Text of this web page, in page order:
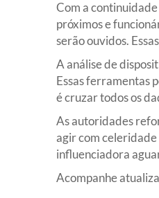
Com a
próximos e
serão ouvidos.
A análise de
Essas ferramentas
é cruzar todos os
As autoridades
agir com celeridade
influenciadora
Acompanhe